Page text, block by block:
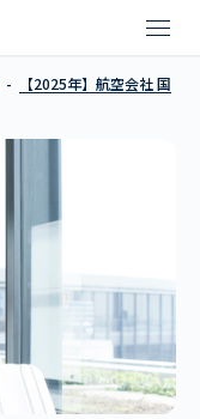
Skymark（スカイマー
【2025年】航空会社 国